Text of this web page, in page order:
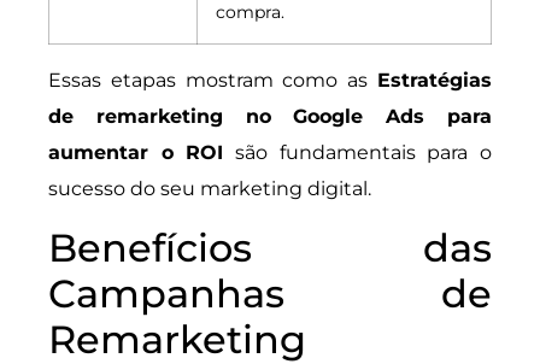
compra.
Essas etapas mostram como as Estratégias
de remarketing no Google Ads para
aumentar o ROI são fundamentais para o
sucesso do seu marketing digital.
Benefícios das
Campanhas de
Remarketing